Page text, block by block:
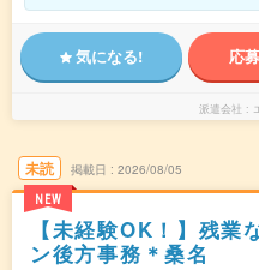
気になる! 応
派遣会社
未読
NEW
掲載日 2026/08/05
【未経験OK！】残業
ン後方事務＊桑名